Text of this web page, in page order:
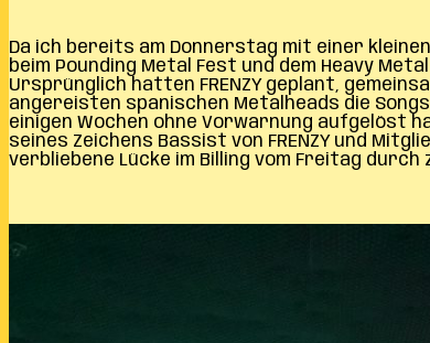
Da ich bereits am Donnerstag mit einer
beim Pounding Metal Fest und dem Heavy
Ursprünglich hatten FRENZY geplant,
angereisten spanischen Metalheads die
einigen Wochen ohne Vorwarnung aufgelöst
seines Zeichens Bassist von FRENZY und
verbliebene Lücke im Billing vom Freitag durch